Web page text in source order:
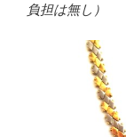
負担は無し）